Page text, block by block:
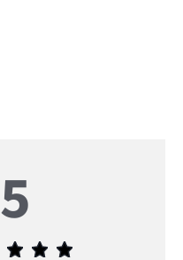
5
Gemiddelde